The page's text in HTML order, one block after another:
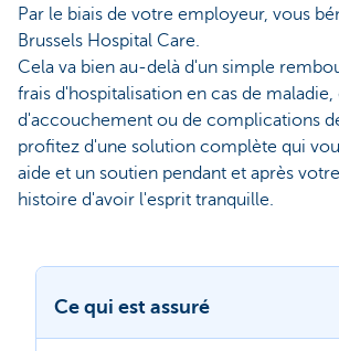
Par le biais de votre employeur, vous
Brussels Hospital Care.
Cela va bien au-delà d'un simple
frais d'hospitalisation en cas de
d'accouchement ou de complications
profitez d'une solution complète qui
aide et un soutien pendant et après
histoire d'avoir l'esprit tranquille.
Ce qui est assuré